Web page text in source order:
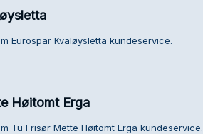
Eurospar Kvaløysletta kundeservice.
Høitomt Erga
Tu Frisør Mette Høitomt Erga kundeservice.